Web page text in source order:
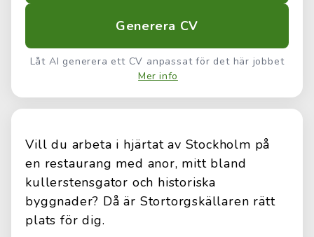
Generera CV
Låt AI generera ett CV anpassat för det här jobbet
Mer info
Vill du arbeta i hjärtat av Stockholm på
en restaurang med anor, mitt bland
kullerstensgator och historiska
byggnader? Då är Stortorgskällaren rätt
plats för dig.